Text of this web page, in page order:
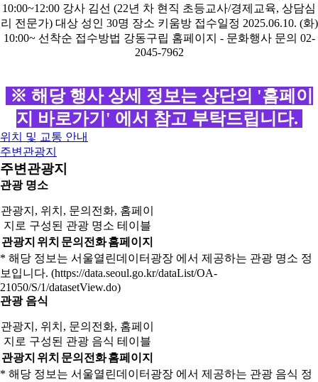
※ 해당 행사 상세 정보는 상단의 '홈페이
지 바로가기' 에서 참고 부탁드립니다.
위치 및 교통 안내
주변관광지
주변관광지
관광 명소
관광지, 위치, 문의전화, 홈페이
지로 구성된 관광 명소 테이블
관광지 위치 문의전화홈페이지
* 해당 정보는 서울열린데이터광장 에서 제공하는 관광 명소 정
보입니다. (https://data.seoul.go.kr/dataList/OA-
21050/S/1/datasetView.do)
관광 음식
관광지, 위치, 문의전화, 홈페이
지로 구성된 관광 음식 테이블
관광지 위치 문의전화홈페이지
* 해당 정보는 서울열린데이터광장 에서 제공하는 관광 음식 정